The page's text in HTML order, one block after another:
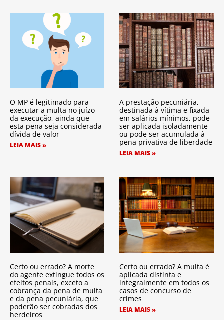
O MP é legitimado para
executar a multa no juízo
da execução, ainda que
esta pena seja considerada
dívida de valor
LEIA MAIS »
A prestação pecuniária,
destinada à vítima e fixada
em salários mínimos, pode
ser aplicada isoladamente
ou pode ser acumulada à
pena privativa de liberdade
LEIA MAIS »
Certo ou errado? A morte
do agente extingue todos os
efeitos penais, exceto a
cobrança da pena de multa
e da pena pecuniária, que
poderão ser cobradas dos
herdeiros
Certo ou errado? A multa é
aplicada distinta e
integralmente em todos os
casos de concurso de
crimes
LEIA MAIS »